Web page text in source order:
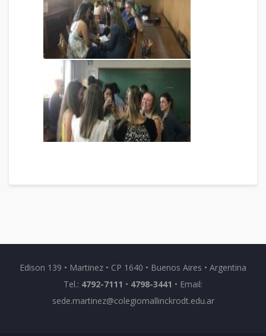
Edison 139 • Martinez • CP 1640 • Buenos Aires • Argentina
Tel.: 4792-7111 • 4798-3441 • Email:
sede.martinez@colegiomallinckrodt.edu.ar